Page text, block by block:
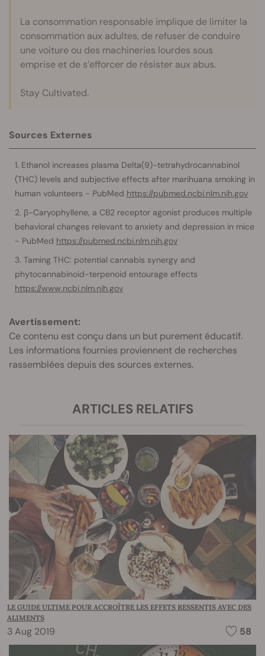
La consommation responsable implique de limiter la
consommation aux adultes, de refuser de conduire
une voiture ou des machineries lourdes sous
emprise et de s’efforcer de résister aux abus.
Stay Cultivated.
Sources Externes
Ethanol increases plasma Delta(9)-tetrahydrocannabinol
(THC) levels and subjective effects after marihuana smoking in
human volunteers - PubMed https://pubmed.ncbi.nlm.nih.gov
β-Caryophyllene, a CB2 receptor agonist produces multiple
behavioral changes relevant to anxiety and depression in mice
- PubMed https://pubmed.ncbi.nlm.nih.gov
Taming THC: potential cannabis synergy and
phytocannabinoid-terpenoid entourage effects
https://www.ncbi.nlm.nih.gov
Avertissement:
Ce contenu est conçu dans un but purement éducatif.
Les informations fournies proviennent de recherches
rassemblées depuis des sources externes.
ARTICLES RELATIFS
LE GUIDE ULTIME POUR ACCROÎTRE LES EFFETS RESSENTIS AVEC DES
ALIMENTS
3 Aug 2019 58